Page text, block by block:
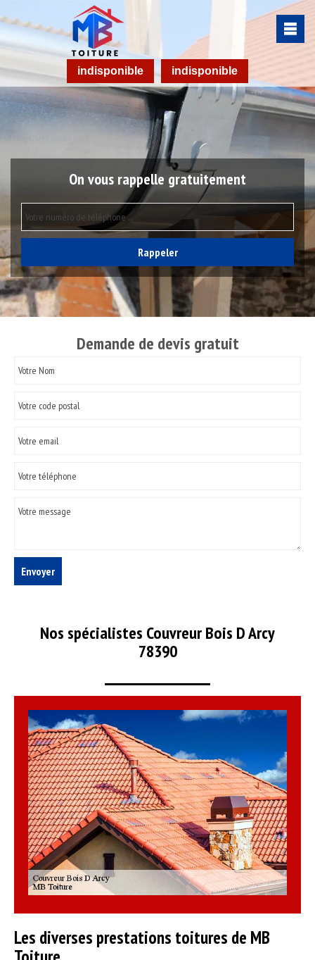
indisponible indisponible
On vous rappelle gratuitement
Demande de devis gratuit
Nos spécialistes Couvreur Bois D Arcy
78390
Les diverses prestations toitures de MB